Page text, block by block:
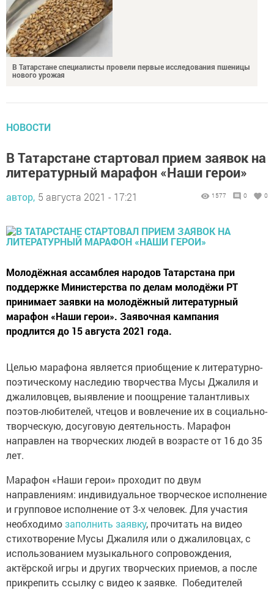
В Татарстане специалисты провели первые исследования пшеницы
нового урожая
НОВОСТИ
В Татарстане стартовал прием заявок на
литературный марафон «Наши герои»
автор, 5 августа 2021 - 17:21 1577 0 0
Молодёжная ассамблея народов Татарстана при
поддержке Министерства по делам молодёжи РТ
принимает заявки на молодёжный литературный
марафон «Наши герои». Заявочная кампания
продлится до 15 августа 2021 года.
Целью марафона является приобщение к литературно-
поэтическому наследию творчества Мусы Джалиля и
джалиловцев, выявление и поощрение талантливых
поэтов-любителей, чтецов и вовлечение их в социально-
творческую, досуговую деятельность. Марафон
направлен на творческих людей в возрасте от 16 до 35
лет.
Марафон «Наши герои» проходит по двум
направлениям: индивидуальное творческое исполнение
и групповое исполнение от 3-х человек. Для участия
необходимозаполнить заявку, прочитать на видео
стихотворение Мусы Джалиля или о джалиловцах, с
использованием музыкального сопровождения,
актёрской игры и других творческих приемов, а после
прикрепить ссылку с видео к заявке. Победителей